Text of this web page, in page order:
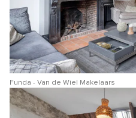
Funda - Van de Wiel Makelaars